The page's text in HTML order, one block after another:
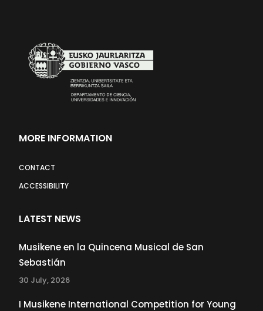
MORE INFORMATION
CONTACT
ACCESSIBILITY
LATEST NEWS
Musikene en la Quincena Musical de San
Sebastián
30 July, 2026
I Musikene International Competition for Young